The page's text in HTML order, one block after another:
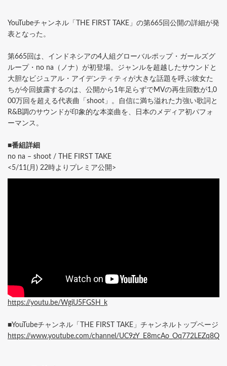
YouTubeチャンネル「THE FIRST TAKE」の第665回公開の詳細が発
表となった。
第665回は、インドネシアの4人組グローバルポップ・ガールズグ
ループ・no na（ノナ）が初登場。ジャンルを超越したサウンドと
大胆なビジュアル・アイデンティティが大きな話題を呼ぶ彼女た
ちが今回披露するのは、公開から1年足らずでMVの再生回数が1,0
00万回を超える代表曲「shoot」。自信に満ち溢れた力強い歌詞と
R&B調のサウンドが印象的な本楽曲を、日本のメディア初パフォ
ーマンス。
■番組詳細
no na – shoot / THE FIRST TAKE
<5/11(月) 22時よりプレミア公開>
https://youtu.be/WgiU5FGSH_k
■YouTubeチャンネル「THE FIRST TAKE」チャンネルトップページ
https://www.youtube.com/channel/UC9zY_E8mcAo_Oq772LEZq8Q